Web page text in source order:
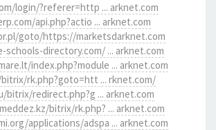
login/?referer=http ... arknet.com
api.php?actio ... arknet.com
goto/https://marketsdarknet.com
directory.com/ ... arknet.com
index.php?module ... arknet.com
rk.php?goto=htt ... rknet.com/
bitrix/redirect.php?g ... arknet.com
bitrix/rk.php? ... arknet.com
applications/adspa ... arknet.com